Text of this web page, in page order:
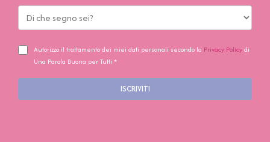
Autorizzo il trattamento dei miei dati personali secondo la Privacy Policydi
Una Parola Buona per Tutti *
ISCRIVITI